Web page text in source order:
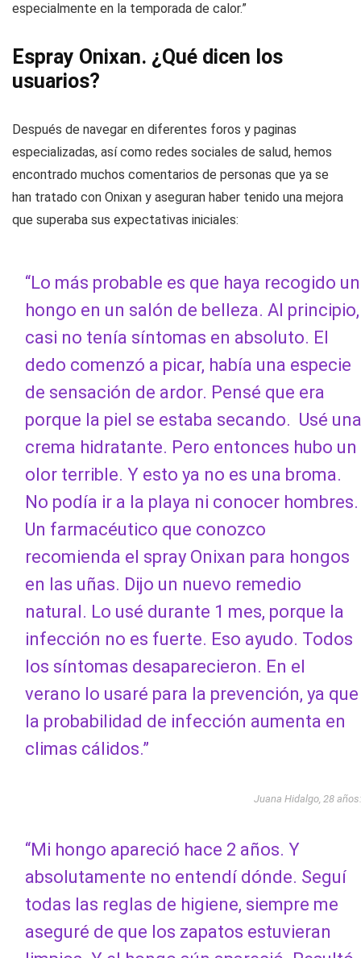
especialmente en la temporada de calor.”
Espray Onixan. ¿Qué dicen los
usuarios?
Después de navegar en diferentes foros y paginas
especializadas, así como redes sociales de salud, hemos
encontrado muchos comentarios de personas que ya se
han tratado con Onixan y aseguran haber tenido una mejora
que superaba sus expectativas iniciales:
“Lo más probable es que haya recogido un
hongo en un salón de belleza. Al principio,
casi no tenía síntomas en absoluto. El
dedo comenzó a picar, había una especie
de sensación de ardor. Pensé que era
porque la piel se estaba secando. Usé una
crema hidratante. Pero entonces hubo un
olor terrible. Y esto ya no es una broma.
No podía ir a la playa ni conocer hombres.
Un farmacéutico que conozco
recomienda el spray Onixan para hongos
en las uñas. Dijo un nuevo remedio
natural. Lo usé durante 1 mes, porque la
infección no es fuerte. Eso ayudo. Todos
los síntomas desaparecieron. En el
verano lo usaré para la prevención, ya que
la probabilidad de infección aumenta en
climas cálidos.”
Juana Hidalgo, 28 años:
“Mi hongo apareció hace 2 años. Y
absolutamente no entendí dónde. Seguí
todas las reglas de higiene, siempre me
aseguré de que los zapatos estuvieran